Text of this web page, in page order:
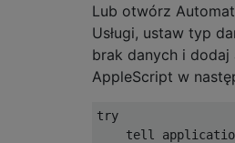
Lub otwórz
Usługi, ustaw typ
brak danych i dodaj
AppleScript w
try
tell